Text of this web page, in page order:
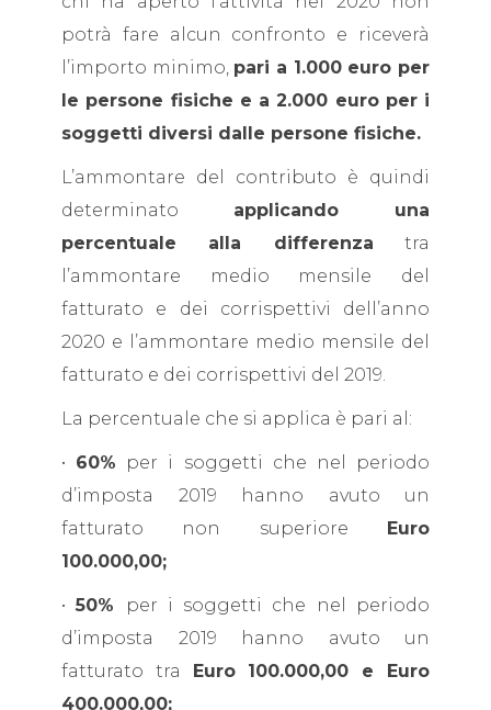
potrà fare alcun confronto e riceverà
l’importo minimo, pari a 1.000 euro per
le persone fisiche e a 2.000 euro per i
soggetti diversi dalle persone fisiche.
L’ammontare del contributo è quindi
determinato applicando una
percentuale alla differenza tra
l’ammontare medio mensile del
fatturato e dei corrispettivi dell’anno
2020 e l’ammontare medio mensile del
fatturato e dei corrispettivi del 2019.
La percentuale che si applica è pari al:
• 60% per i soggetti che nel periodo
d’imposta 2019 hanno avuto un
fatturato non superiore Euro
100.000,00;
•50%
per i soggetti che nel periodo
d’imposta 2019 hanno avuto un
fatturato tra Euro 100.000,00 e Euro
400.000,00;